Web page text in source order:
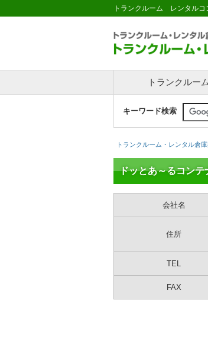
トランクルーム レンタ
トランクルー
キーワード検索
トランクルーム・レンタル倉
ドッとあ～るコンテ
会社名
住所
TEL
FAX